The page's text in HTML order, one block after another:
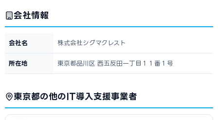
会社情報
会社名 株式会社シグマクレスト
所在地 東京都品川区 西五反田一丁目１１番１号
東京都の他のIT導入支援事業者